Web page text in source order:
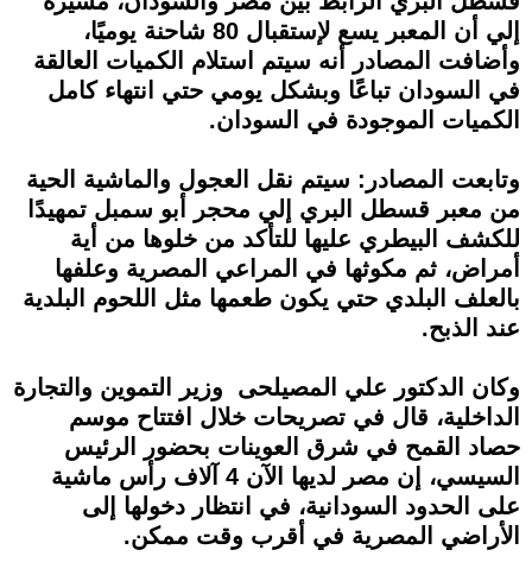
إلي أن المعبر يسع لإستقبال 80 شاحنة يوميًا،
وأضافت المصادر أنه سيتم استلام الكميات العالقة
في السودان تباعًا وبشكل يومي حتي انتهاء كامل
الكميات الموجودة في السودان.
وتابعت المصادر: سيتم نقل العجول والماشية الحية
من معبر قسطل البري إلي محجر أبو سمبل تمهيدًا
للكشف البيطري عليها للتأكد من خلوها من أية
أمراض، ثم مكوثها في المراعي المصرية وعلفها
بالعلف البلدي حتي يكون طعمها مثل اللحوم البلدية
عند الذبح.
وكان الدكتور علي المصيلحى وزير التموين والتجارة
الداخلية، قال في تصريحات خلال افتتاح موسم
حصاد القمح في شرق العوينات بحضور الرئيس
السيسي، إن مصر لديها الآن 4 آلاف رأس ماشية
على الحدود السودانية، في انتظار دخولها إلى
الأراضي المصرية في أقرب وقت ممكن.